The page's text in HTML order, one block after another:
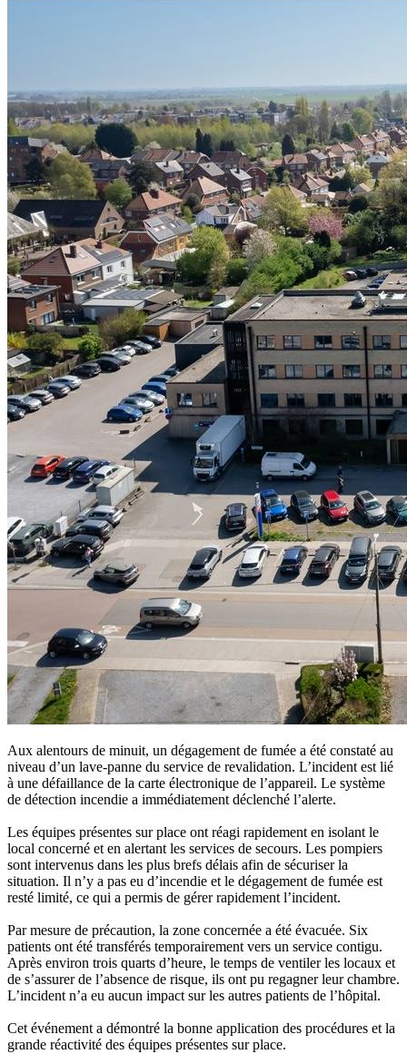
Aux alentours de minuit, un dégagement de fumée a été constaté au
niveau d’un lave-panne du service de revalidation. L’incident est lié
à une défaillance de la carte électronique de l’appareil. Le système
de détection incendie a immédiatement déclenché l’alerte.
Les équipes présentes sur place ont réagi rapidement en isolant le
local concerné et en alertant les services de secours. Les pompiers
sont intervenus dans les plus brefs délais afin de sécuriser la
situation. Il n’y a pas eu d’incendie et le dégagement de fumée est
resté limité, ce qui a permis de gérer rapidement l’incident.
Par mesure de précaution, la zone concernée a été évacuée. Six
patients ont été transférés temporairement vers un service contigu.
Après environ trois quarts d’heure, le temps de ventiler les locaux et
de s’assurer de l’absence de risque, ils ont pu regagner leur chambre.
L’incident n’a eu aucun impact sur les autres patients de l’hôpital.
Cet événement a démontré la bonne application des procédures et la
grande réactivité des équipes présentes sur place.